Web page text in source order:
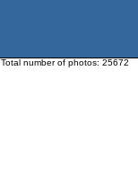
Total number of photos: 25672